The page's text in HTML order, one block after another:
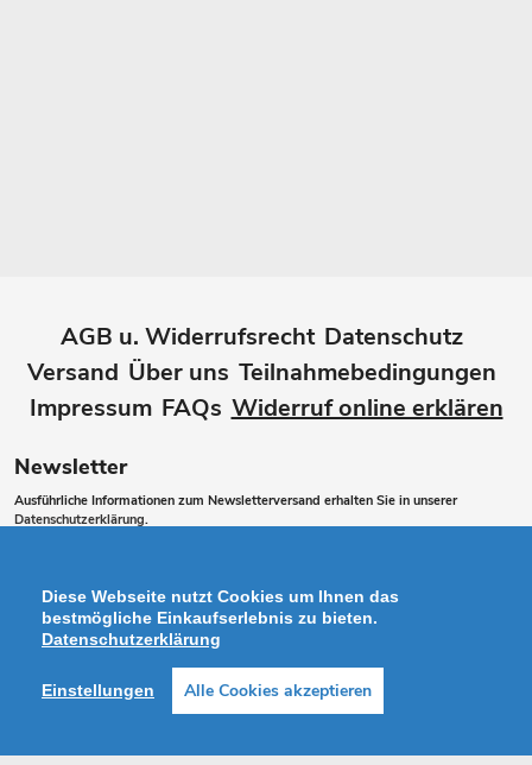
AGB u. Widerrufsrecht Datenschutz
Versand Über uns Teilnahmebedingungen
Impressum FAQs Widerruf online erklären
Newsletter
Ausführliche Informationen zum Newsletterversand erhalten Sie in unserer
Datenschutzerklärung.
Sie
unsere
Mailingliste
Diese Webseite nutzt Cookies um Ihnen das
bestmögliche Einkaufserlebnis zu bieten.
Datenschutzerklärung
Einstellungen Alle Cookies akzeptieren